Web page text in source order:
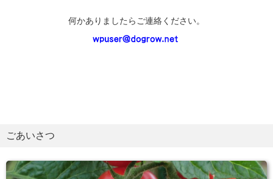
何かありましたらご連絡ください。
ごあいさつ